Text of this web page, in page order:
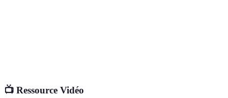
📺 Ressource Vidéo